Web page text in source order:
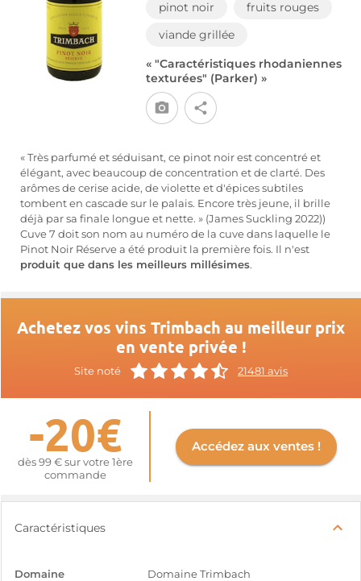
pinot noir
fruits rouges
viande grillée
« "Caractéristiques rhodaniennes
texturées" (Parker) »
« Très parfumé et séduisant, ce pinot noir est concentré et
élégant, avec beaucoup de concentration et de clarté. Des
arômes de cerise acide, de violette et d'épices subtiles
tombent en cascade sur le palais. Encore très jeune, il brille
déjà par sa finale longue et nette. » (James Suckling 2022))
Cuve 7 doit son nom au numéro de la cuve dans laquelle le
Pinot Noir Réserve a été produit la première fois. Il n'est
produit que dans les meilleurs millésimes.
Achetez vos vins Trimbach au meilleur prix
en vente privée !
Site noté 21481 avis
-20€
dès 99 € sur votre 1ère
commande
Accédez aux ventes !
Caractéristiques
Domaine Domaine Trimbach